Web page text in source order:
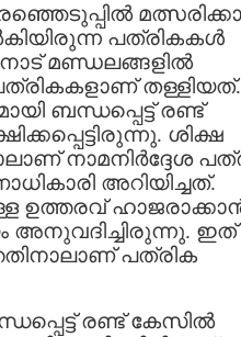
പത്രികകൾ
മണ്ഡലങ്ങളിൽ
തള്ളിയത്.
ബന്ധപ്പെട്ട് രണ്ട്
ശിക്ഷ
നാമനിര്‍ദ്ദേശ
അറിയിച്ചത്.
ഉത്തരവ്
അനുവദിച്ചിരുന്നു. ഇത്
പത്രിക
രണ്ട് കേസിൽ